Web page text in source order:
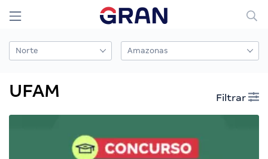
UFAM Filtrar